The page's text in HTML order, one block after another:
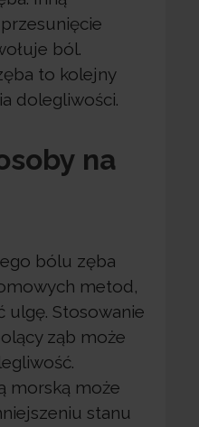
ból.
to kolejny
dolegliwości.
na
bólu zęba
metod,
ulgę. Stosowanie
ząb może
morską może
stanu